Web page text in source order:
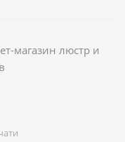
магазин люстр и